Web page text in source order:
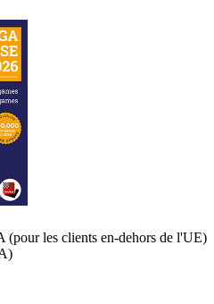
(pour les clients en-dehors de l'UE)